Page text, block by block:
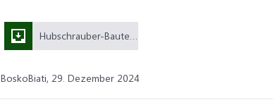
Hubschrauber-Bauteilnummer.xlsx (23,6 KB)
BoskoBiati, 29. Dezember 2024